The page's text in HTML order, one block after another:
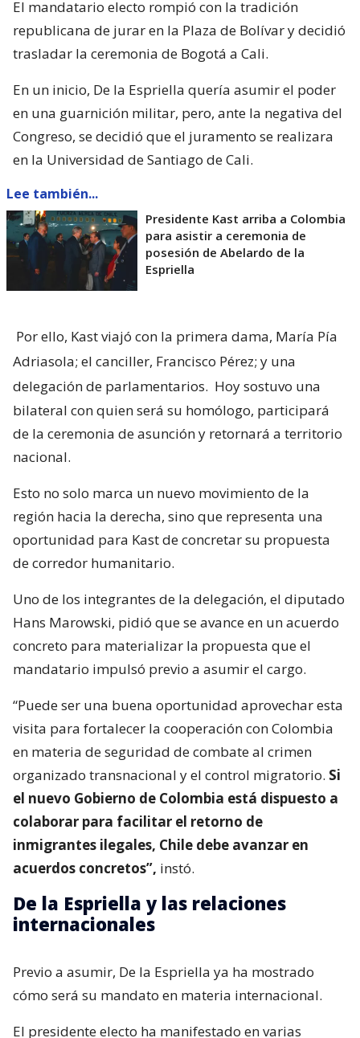
El mandatario electo rompió con la tradición
republicana de jurar en la Plaza de Bolívar y decidió
trasladar la ceremonia de Bogotá a Cali.
En un inicio, De la Espriella quería asumir el poder
en una guarnición militar, pero, ante la negativa del
Congreso, se decidió que el juramento se realizara
en la Universidad de Santiago de Cali.
Lee también...
Presidente Kast arriba a Colombia
para asistir a ceremonia de
posesión de Abelardo de la
Espriella
Por ello, Kast viajó con la primera dama, María Pía
Adriasola; el canciller, Francisco Pérez; y una
delegación de parlamentarios. Hoy sostuvo una
bilateral con quien será su homólogo, participará
de la ceremonia de asunción y retornará a territorio
nacional.
Esto no solo marca un nuevo movimiento de la
región hacia la derecha, sino que representa una
oportunidad para Kast de concretar su propuesta
de corredor humanitario.
Uno de los integrantes de la delegación, el diputado
Hans Marowski, pidió que se avance en un acuerdo
concreto para materializar la propuesta que el
mandatario impulsó previo a asumir el cargo.
“Puede ser una buena oportunidad aprovechar esta
visita para fortalecer la cooperación con Colombia
en materia de seguridad de combate al crimen
organizado transnacional y el control migratorio. Si
el nuevo Gobierno de Colombia está dispuesto a
colaborar para facilitar el retorno de
inmigrantes ilegales, Chile debe avanzar en
acuerdos concretos”, instó.
De la Espriella y las relaciones
internacionales
Previo a asumir, De la Espriella ya ha mostrado
cómo será su mandato en materia internacional.
El presidente electo ha manifestado en varias